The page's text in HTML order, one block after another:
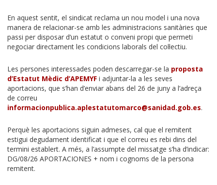
En aquest sentit, el sindicat reclama un nou model i una nova
manera de relacionar-se amb les administracions sanitàries que
passi per disposar d’un estatut o conveni propi que permeti
negociar directament les condicions laborals del col·lectiu.
Les persones interessades poden descarregar-se la proposta
d’Estatut Mèdic d’APEMYF i adjuntar-la a les seves
aportacions, que s’han d’enviar abans del 26 de juny a l’adreça
de correu
informacionpublica.aplestatutomarco@sanidad.gob.es.
Perquè les aportacions siguin admeses, cal que el remitent
estigui degudament identificat i que el correu es rebi dins del
termini establert. A més, a l’assumpte del missatge s’ha d’indicar:
DG/08/26 APORTACIONES + nom i cognoms de la persona
remitent.